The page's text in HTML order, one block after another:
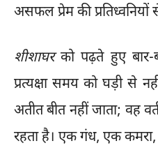
असफल प्रेम की
शीशाघरको पढ़ते हुए बार-
प्रत्यक्षा समय को घड़ी से
अतीत बीत नहीं जाता; वह
रहता है। एक गंध, एक